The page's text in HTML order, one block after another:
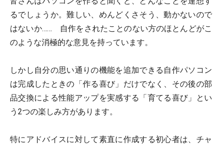
るでしょうか。難しい、めんどくさそう、動かないので
はないか…… 自作をされたことのない方のほとんどがこ
のような消極的な意見を持っています。
しかし自分の思い通りの機能を追加できる自作パソコン
は完成したときの「作る喜び」だけでなく、その後の部
品交換による性能アップを実感する「育てる喜び」とい
う2つの楽しみ方があります。
特にアドバイスに対して素直に作成する初心者は、チャ